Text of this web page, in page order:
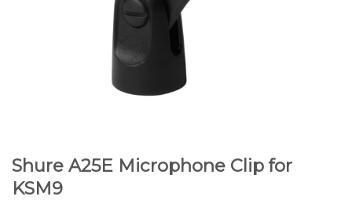
Shure A25E Microphone Clip for
KSM9